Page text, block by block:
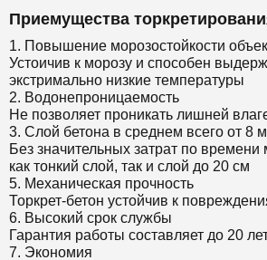
Приемущества
1. Повышение морозостойкости
Устоичив к морозу и способен
экстримально низкие температуры
2. Водонепроницаемость
Не позволяет проникать лишней
3. Слой бетона в среднем всего от 8
Без значительных затрат по времени
как тонкий слой, так и слой до 20 см
5. Механическая прочность
Торкрет-бетон устойчив к
6. Высокий срок службы
Гарантия работы составляет до 20
7. Экономия